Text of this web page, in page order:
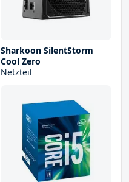
Sharkoon SilentStorm
Cool Zero
Netzteil